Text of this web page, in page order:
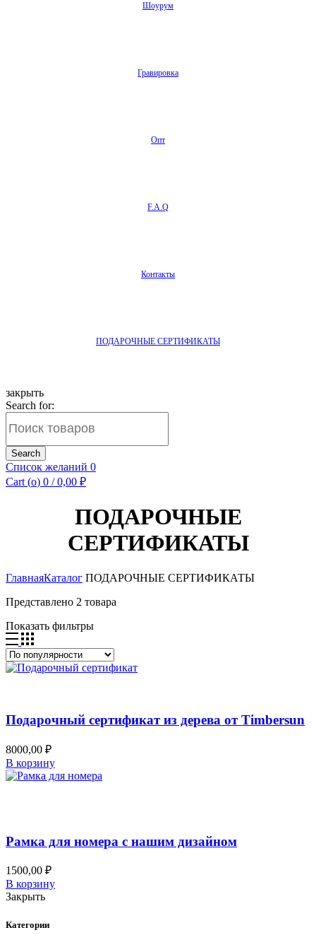
Шоурум
Гравировка
Опт
F.A.Q
Контакты
ПОДАРОЧНЫЕ СЕРТИФИКАТЫ
закрыть
Search for:
Search
Список желаний 0
Cart (o) 0 / 0,00 ₽
ПОДАРОЧНЫЕ
СЕРТИФИКАТЫ
ГлавнаяКаталог ПОДАРОЧНЫЕ СЕРТИФИКАТЫ
Представлено 2 товара
Показать фильтры
Подарочный сертификат из дерева от Timbersun
8000,00 ₽
В корзину
Рамка для номера с нашим дизайном
1500,00 ₽
В корзину
Закрыть
Категории